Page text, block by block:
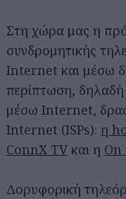
Στη χώρα μας η
συνδρομητικής
Internet και μέσω
περίπτωση,
μέσω Internet,
Internet (ISPs): η
ConnX TV και η On
Δορυφορική